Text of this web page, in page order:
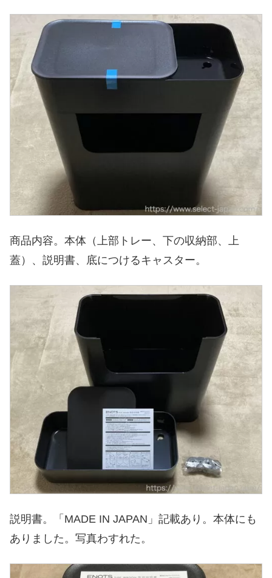
商品内容。本体（上部トレー、下の収納部、上
蓋）、説明書、底につけるキャスター。
説明書。「MADE IN JAPAN」記載あり。本体にも
ありました。写真わすれた。